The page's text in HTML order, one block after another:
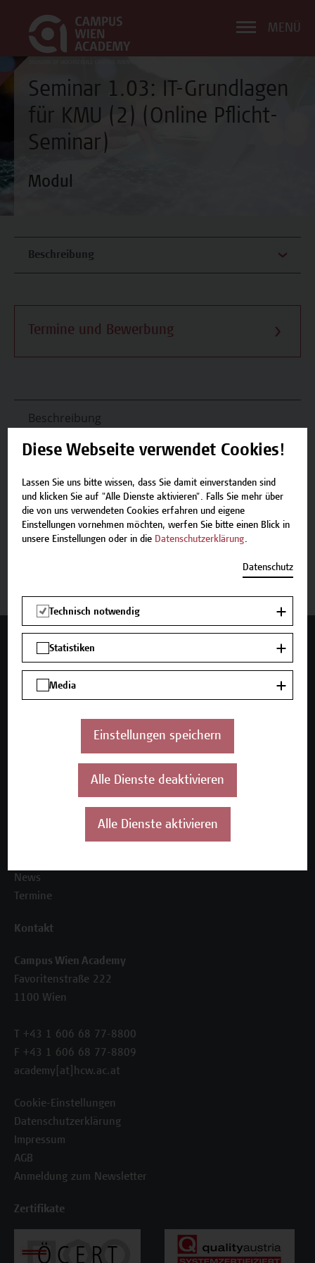
MENÜ
Seminar 1.03: IT-Grundlagen
für KMU (2) (Online Pflicht-
Seminar)
Modul
Beschreibung
Termine und Bewerbung
Beschreibung
Termine und Bewerbung
Zurück zum Zertifikatsprogramm
Mehr Infos gewünscht?
Unser Angebot
Seminare und Zertifikatsprogramme
Inhouse-Weiterbildung
Beratungsleistungen
Die Campus Wien Academy
Referenzen und Partner*innen
News
Termine
Kontakt
Campus Wien Academy
Favoritenstraße 222
1100 Wien
T +43 1 606 68 77-8800
F +43 1 606 68 77-8809
academy[at]hcw.ac.at
Cookie-Einstellungen
Datenschutzerklärung
Impressum
AGB
Anmeldung zum Newsletter
Zertifikate
Diese Webseite verwendet Cookies!
Lassen Sie uns bitte wissen, dass Sie damit einverstanden sind
und klicken Sie auf "Alle Dienste aktivieren". Falls Sie mehr über
die von uns verwendeten Cookies erfahren und eigene
Einstellungen vornehmen möchten, werfen Sie bitte einen Blick in
unsere Einstellungen oder in die Datenschutzerklärung.
Datenschutz
Technisch notwendig
Statistiken
Media
Einstellungen speichern
Alle Dienste deaktivieren
Alle Dienste aktivieren